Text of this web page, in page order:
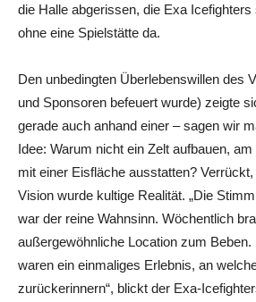
die Halle abgerissen, die Exa
ohne eine Spielstätte da.
Den unbedingten Überlebenswillen des
und Sponsoren befeuert wurde) zeigte
gerade auch anhand einer – sagen wir
Idee: Warum nicht ein Zelt aufbauen,
mit einer Eisfläche ausstatten?
Vision wurde kultige Realität. „Die
war der reine Wahnsinn. Wöchentlich
außergewöhnliche Location zum
waren ein einmaliges Erlebnis, an
zurückerinnern“, blickt der Exa-